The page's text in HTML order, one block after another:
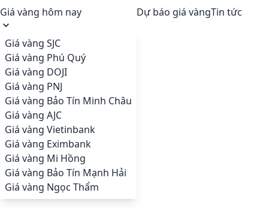
Giá vàng hôm nay
Giá vàng SJC
Giá vàng Phú Quý
Giá vàng DOJI
Giá vàng PNJ
Giá vàng Bảo Tín Minh Châu
Giá vàng AJC
Giá vàng Vietinbank
Giá vàng Eximbank
Giá vàng Mi Hồng
Giá vàng Bảo Tín Mạnh Hải
Giá vàng Ngọc Thẩm
Dự báo giá vàngTin tức